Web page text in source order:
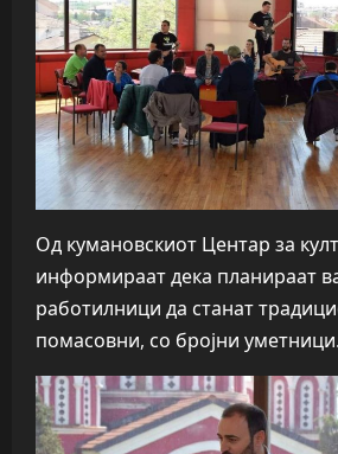
Од кумановскиот Центар за
информираат дека планираат
работилници да станат
помасовни, со бројни уметници.